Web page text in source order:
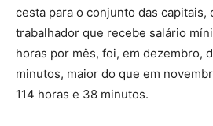
cesta para o conjunto das capitais,
trabalhador que recebe salário
horas por mês, foi, em dezembro,
minutos, maior do que em
114 horas e 38 minutos.